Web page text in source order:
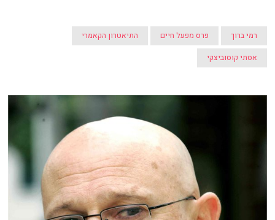
רמי ברוך פרס מפעל חיים
התיאטרון הקאמרי
אסתי קוסוביצקי